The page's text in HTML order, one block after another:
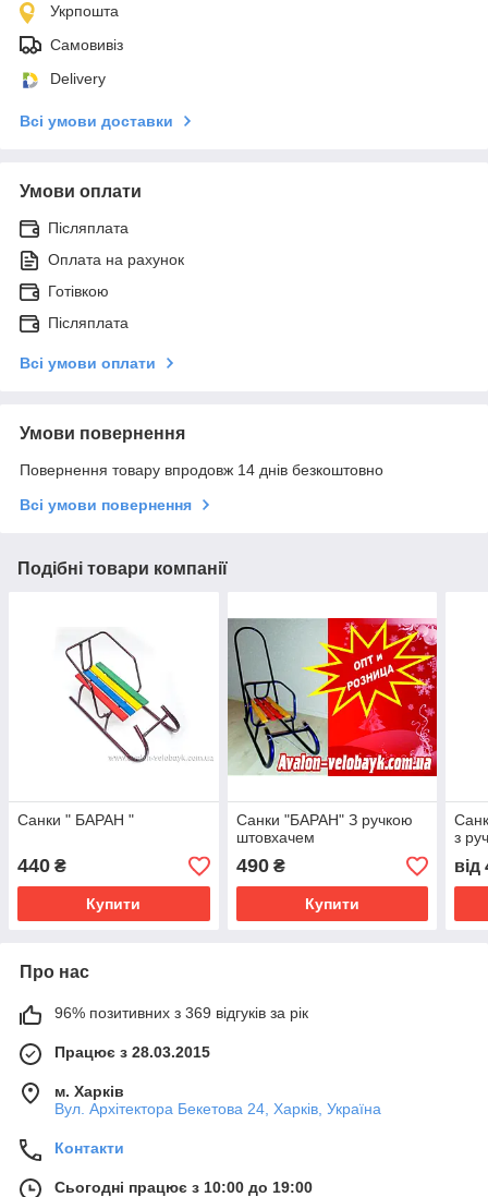
Укрпошта
Самовивіз
Delivery
Всі умови доставки
Умови оплати
Післяплата
Оплата на рахунок
Готівкою
Післяплата
Всі умови оплати
Умови повернення
Повернення товару впродовж 14 днів безкоштовно
Всі умови повернення
Подібні товари компанії
Санки " БАРАН "
440 ₴
Купити
Санки "БАРАН" З ручкою
штовхачем
490₴
Купити
з
від
Про нас
96% позитивних з 369 відгуків за рік
Працює з 28.03.2015
м. Харків
Вул. Архітектора Бекетова 24, Харків, Україна
Контакти
Сьогодні працює з 10:00 до 19:00